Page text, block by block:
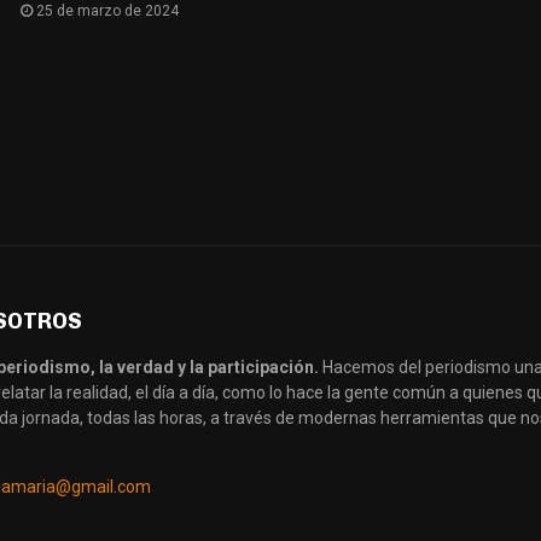
25 de marzo de 2024
la verdad y la participación. Hacemos del periodismo
la realidad, el día a día, como lo hace la gente común a quienes
jornada, todas las horas, a través de modernas herramientas que